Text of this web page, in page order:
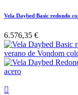
Vela Daybed Basic redondo
6.576,35 €
